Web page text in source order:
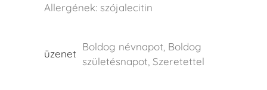
Allergének: szójalecitin
üzenet
Boldog névnapot, Boldog
születésnapot, Szeretettel